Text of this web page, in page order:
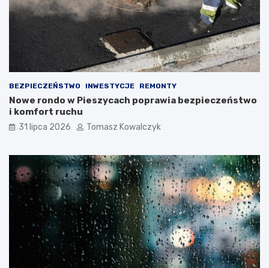
BEZPIECZEŃSTWO INWESTYCJE REMONTY
Nowe rondo w Pieszycach poprawia bezpieczeństwo
i komfort ruchu
31 lipca 2026 Tomasz Kowalczyk